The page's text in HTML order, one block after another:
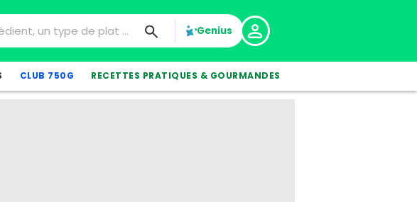
Genius
CLUB 750G RECETTES PRATIQUES & GOURMANDES